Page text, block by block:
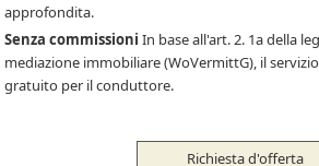
approfondita.
Senza commissioni In base all'art. 2. 1a della
mediazione immobiliare (WoVermittG), il
gratuito per il conduttore.
Richiesta d'offerta